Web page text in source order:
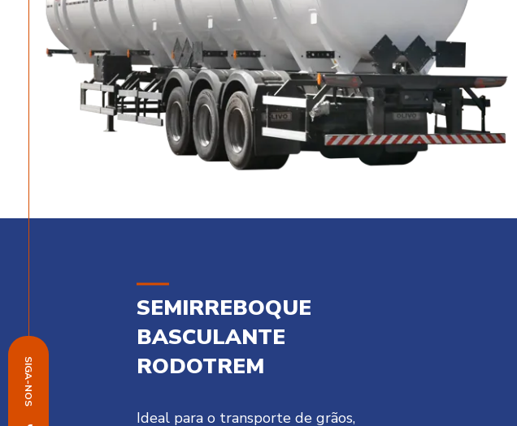
SEMIRREBOQUE
BASCULANTE
RODOTREM
Ideal para o transporte de grãos,
SIGA-NOS